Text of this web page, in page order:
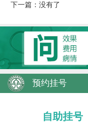
下一篇：没有了
预约挂号
自助挂号